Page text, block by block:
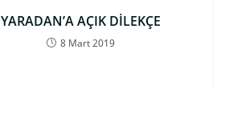
YARADAN’A AÇIK DİLEKÇE
8 Mart 2019